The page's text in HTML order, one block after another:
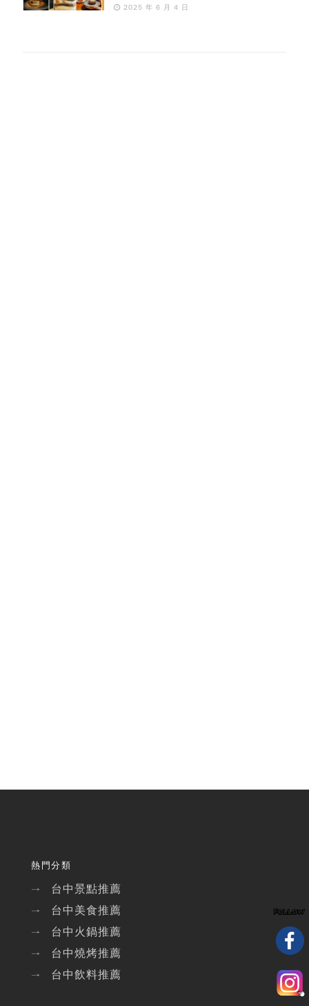
2025 年 6 月 4 日
熱門分類
→ 台中景點推薦
→ 台中美食推薦
→ 台中火鍋推薦
→ 台中燒烤推薦
→ 台中飲料推薦